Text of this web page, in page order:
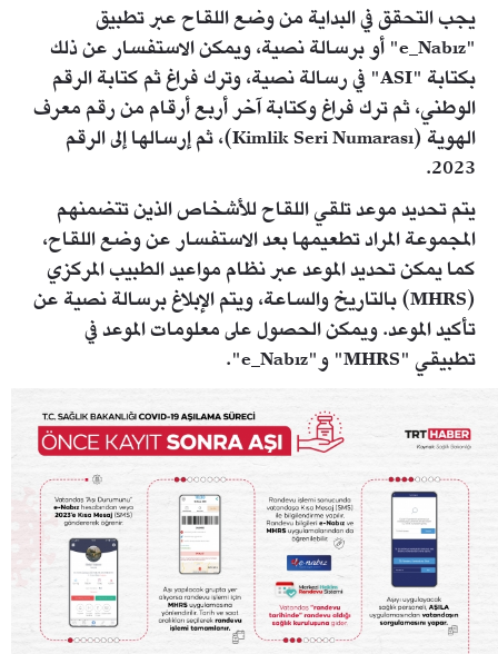
يجب التحقق في البداية من وضع اللقاح عبر تطبيق
"e_Nabız" أو برسالة نصية، ويمكن الاستفسار عن ذلك
بكتابة "ASI" في رسالة نصية، وترك فراغ ثم كتابة الرقم
الوطني، ثم ترك فراغ وكتابة آخر أربع أرقام من رقم معرف
الهوية (Kimlik Seri Numarası)، ثم إرسالها إلى الرقم
2023.
يتم تحديد موعد تلقي اللقاح للأشخاص الذين تتضمنهم
المجموعة المراد تطعيمها بعد الاستفسار عن وضع اللقاح،
كما يمكن تحديد الموعد عبر نظام مواعيد الطبيب المركزي
(MHRS) بالتاريخ والساعة، ويتم الإبلاغ برسالة نصية عن
تأكيد الموعد. ويمكن الحصول على معلومات الموعد في
تطبيقي "MHRS" و"e_Nabız".